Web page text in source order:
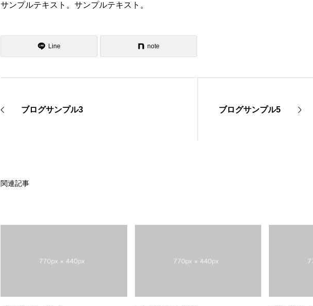
サンプルテキスト。サンプルテキスト。
Line note
ブログサンプル3 ブログサンプル5
関連記事